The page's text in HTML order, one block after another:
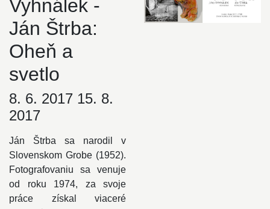
Vyhnálek -
Ján Štrba:
Oheň a
svetlo
8. 6. 2017 15. 8.
2017
Ján Štrba sa narodil v
Slovenskom Grobe (1952).
Fotografovaniu sa venuje
od roku 1974, za svoje
práce získal viaceré